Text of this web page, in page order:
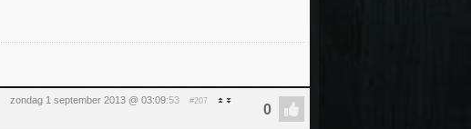
zondag 1 september 2013 @ 03:09:53 #207